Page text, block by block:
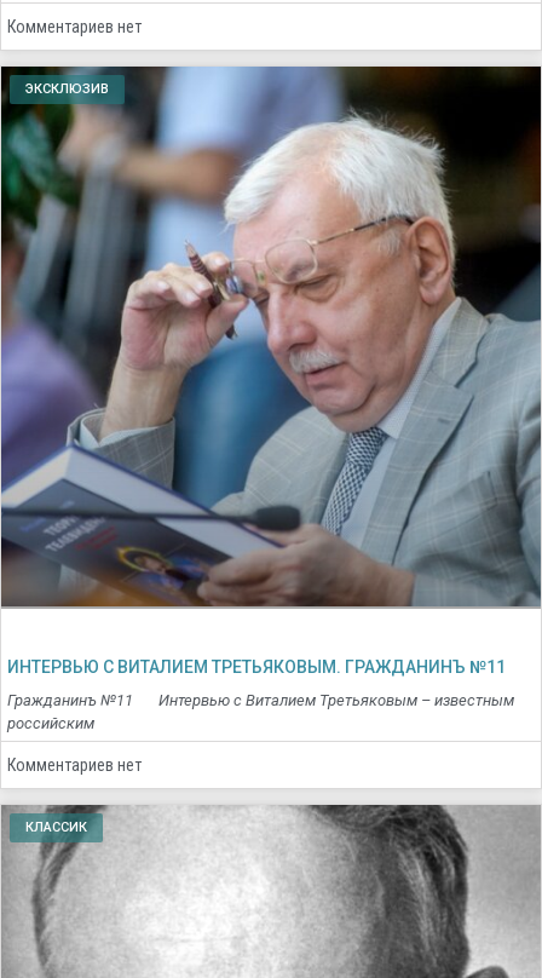
Комментариев нет
ЭКСКЛЮЗИВ
ИНТЕРВЬЮ С ВИТАЛИЕМ ТРЕТЬЯКОВЫМ. ГРАЖДАНИНЪ №11
Гражданинъ №11 Интервью с Виталием Третьяковым – известным
российским
Комментариев нет
КЛАССИК